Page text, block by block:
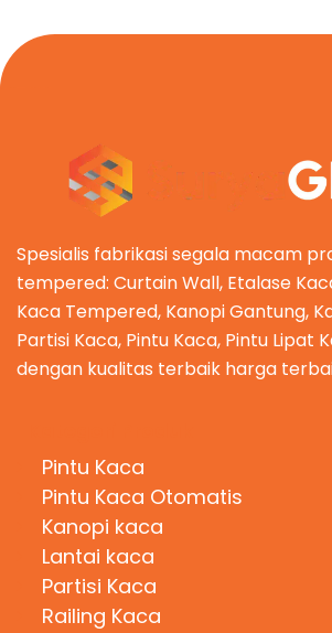
Spesialis fabrikasi segala macam
tempered: Curtain Wall, Etalase
Kaca Tempered, Kanopi Gantung,
Partisi Kaca, Pintu Kaca, Pintu Lipat
dengan kualitas terbaik harga
Pintu Kaca
Pintu Kaca Otomatis
Kanopi kaca
Lantai kaca
Partisi Kaca
Railing Kaca